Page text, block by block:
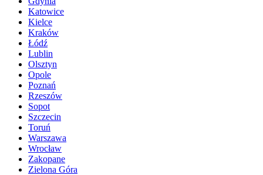
Katowice
Kielce
Kraków
Łódź
Lublin
Olsztyn
Opole
Poznań
Rzeszów
Sopot
Szczecin
Toruń
Warszawa
Wrocław
Zakopane
Zielona Góra